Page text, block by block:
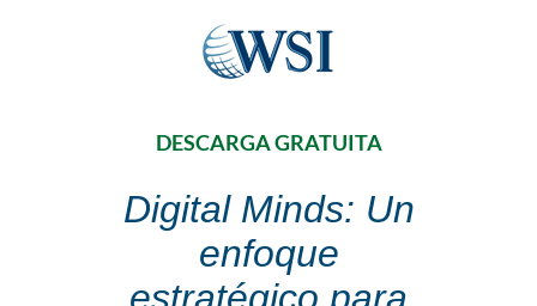
DESCARGA GRATUITA
Digital Minds: Un
enfoque